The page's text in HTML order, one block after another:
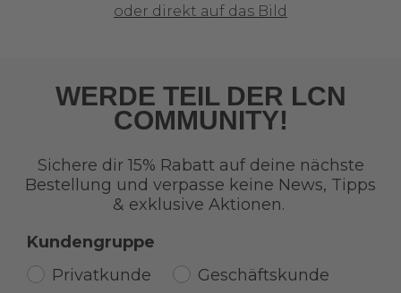
oder direkt auf das Bild
WERDE TEIL DER LCN
COMMUNITY!
Sichere dir 15% Rabatt auf deine nächste
Bestellung und verpasse keine News, Tipps
& exklusive Aktionen.
Kundengruppe
Privatkunde
Geschäftskunde